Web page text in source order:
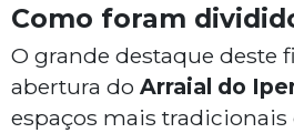
Como foram
O grande destaque deste
abertura do Arraial do
espaços mais tradicionais